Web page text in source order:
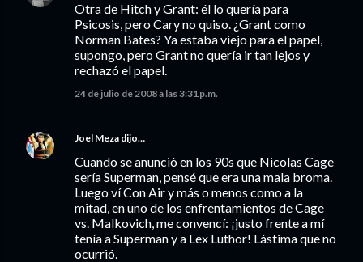
Otra de Hitch y Grant: él lo quería para
Psicosis, pero Cary no quiso. ¿Grant como
Norman Bates? Ya estaba viejo para el papel,
supongo, pero Grant no quería ir tan lejos y
rechazó el papel.
24 de julio de 2008 a las 3:31 p.m.
Joel Meza dijo…
Cuando se anunció en los 90s que Nicolas Cage
sería Superman, pensé que era una mala broma.
Luego ví Con Air y más o menos como a la
mitad, en uno de los enfrentamientos de Cage
vs. Malkovich, me convencí: ¡justo frente a mí
tenía a Superman y a Lex Luthor! Lástima que no
ocurrió.